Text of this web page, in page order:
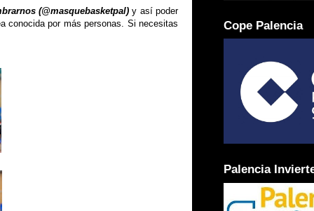
(@masquebasketpal)y así poder
conocida por más personas. Si necesitas
Cope Palencia
Palencia